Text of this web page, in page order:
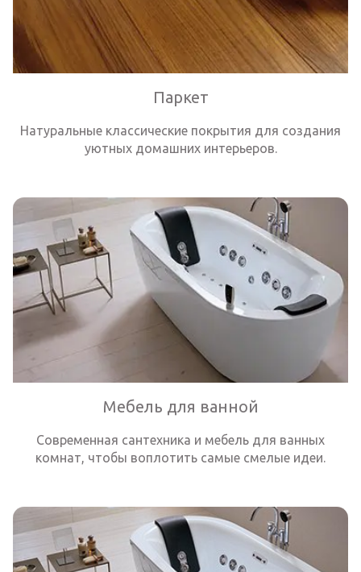
Паркет
Натуральные классические покрытия для создания
уютных домашних интерьеров.
Мебель для ванной
Современная сантехника и мебель для ванных
комнат, чтобы воплотить самые смелые идеи.